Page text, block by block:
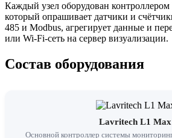
Каждый узел оборудован контроллером
который опрашивает датчики и
485 и Modbus, агрегирует данные и
или Wi-Fi-сеть на сервер визуализации.
Состав оборудования
Lavritech L1 Max
Основной контроллер системы